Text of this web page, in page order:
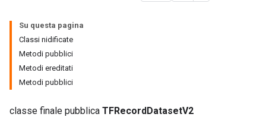
Su questa pagina
Classi nidificate
Metodi pubblici
Metodi ereditati
Metodi pubblici
classe finale pubblica TFRecordDatasetV2